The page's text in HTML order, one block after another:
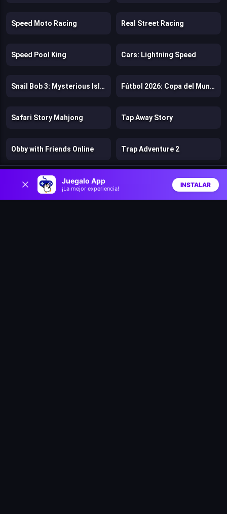
Juegalo App
¡La mejor experiencia!
INSTALAR
Speed Moto Racing Real Street Racing
Speed Pool King Cars: Lightning Speed
Snail Bob 3: Mysterious Island Fútbol 2026: Copa del Mundo
Safari Story Mahjong Tap Away Story
Obby with Friends Online Trap Adventure 2
Gastro Town Zombie Lab Escape